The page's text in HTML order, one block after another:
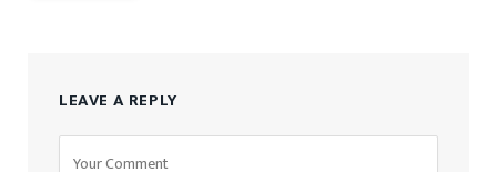
LEAVE A REPLY